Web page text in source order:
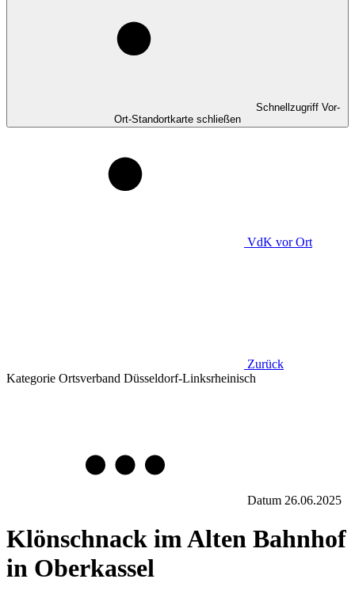
Schnellzugriff Vor-
Ort-Standortkarte schließen
VdK vor Ort
Zurück
Kategorie Ortsverband Düsseldorf-Linksrheinisch
Datum 26.06.2025
Klönschnack im Alten Bahnhof
in Oberkassel